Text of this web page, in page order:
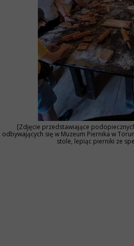
[Zdjęcie przedstawiające
odbywających się w Muzeum Piernika w
stole, lepiąc pierniki ze